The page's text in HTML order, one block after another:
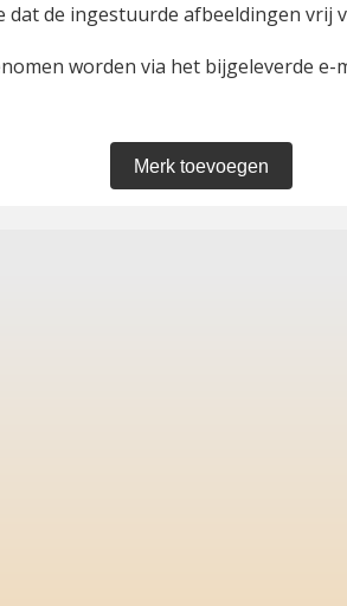
de ingestuurde afbeeldingen vrij
worden via het bijgeleverde e-